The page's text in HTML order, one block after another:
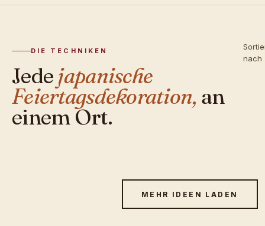
DIE TECHNIKEN
Jede japanische
Feiertagsdekoration, an
einem Ort.
nach
MEHR IDEEN LADEN